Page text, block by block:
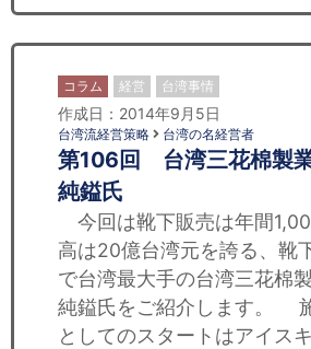
コラム 経営 台湾事情
作成日：2014年9月5日
台湾流経営策略 台湾の名経営者
第106回 台湾三花棉製
純鎰氏
今回は靴下販売は年間
高は20億台湾元を誇る、靴
で台湾最大手の台湾三花棉
純鎰氏をご紹介します。
としてのスタートはアイス